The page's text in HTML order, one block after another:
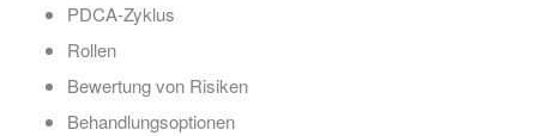
PDCA-Zyklus
Rollen
Bewertung von Risiken
Behandlungsoptionen